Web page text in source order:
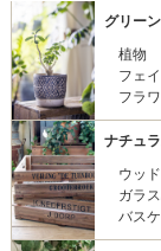
グリー
植物
フェ
フラ
ナチュ
ウッド
ガラ
バス